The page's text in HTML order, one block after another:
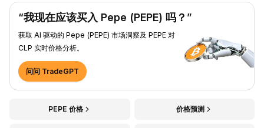
“我现在应该买入 Pepe (PEPE) 吗？”
获取 AI 驱动的 Pepe (PEPE) 市场洞察及 PEPE 对
CLP 实时价格分析。
问问 TradeGPT
PEPE 价格 价格预测